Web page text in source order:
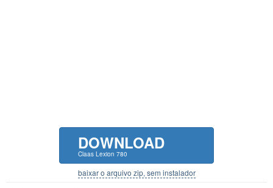
DOWNLOAD
Claas Lexion 780
baixar o arquivo zip, sem instalador